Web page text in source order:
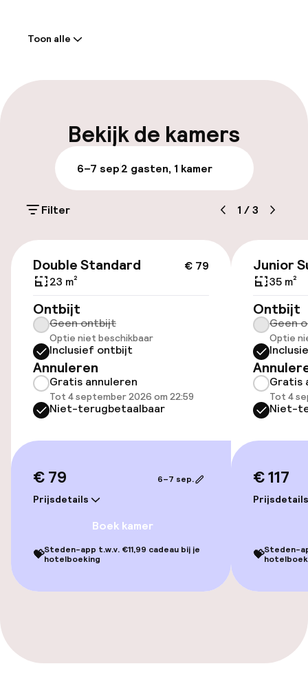
Meertalige medewerkers
Parkeren & mobiliteit
Openbaar parkeren
Toegankelijkheid
Overal rolstoeltoegankelijk
Zwemmen & wellness
Zoetwater binnenzwembad
Stoombad
Spa behandelingen
Massage
Schoonheidssalon
Zonneterras
Toon alle
Bekijk de kamers
6–7 sep2 gasten, 1 kamer
Filter 1 /3
€ 79
Double Standard
23 m²
Ontbijt
Geen ontbijt
Optie niet beschikbaar
Inclusief ontbijt
Annuleren
Gratis annuleren
Tot 4 september 2026 om 22:59
Niet-terugbetaalbaar
€ 79
Prijsdetails
6–7 sep.
Boek kamer
💝Steden-app t.w.v. €11,99 cadeau bij je
hotelboeking
Junior
35 m²
Ontbijt
Geen
Optie
Gratis
Tot 4
Niet-
€ 117
Prijsdetails
💝Steden-